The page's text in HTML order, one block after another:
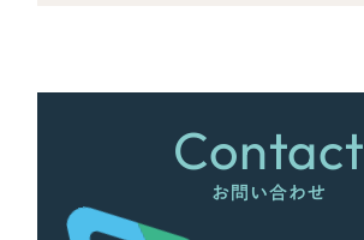
Contact
お問い合わせ